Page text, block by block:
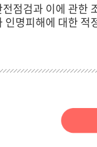
점검과 이에 관한
명피해에 대한